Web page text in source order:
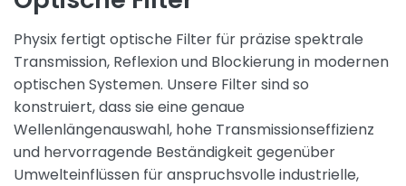
Physix fertigt optische Filter für präzise spektrale
Transmission, Reflexion und Blockierung in modernen
optischen Systemen. Unsere Filter sind so
konstruiert, dass sie eine genaue
Wellenlängenauswahl, hohe Transmissionseffizienz
und hervorragende Beständigkeit gegenüber
Umwelteinflüssen für anspruchsvolle industrielle,